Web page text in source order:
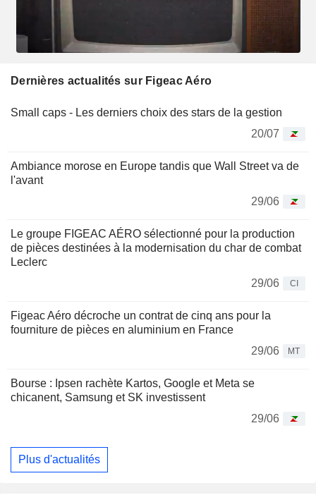
Dernières actualités sur Figeac Aéro
Small caps - Les derniers choix des stars de la gestion
20/07
Ambiance morose en Europe tandis que Wall Street va de
l'avant
29/06
Le groupe FIGEAC AÉRO sélectionné pour la production
de pièces destinées à la modernisation du char de combat
Leclerc
29/06
CI
Figeac Aéro décroche un contrat de cinq ans pour la
fourniture de pièces en aluminium en France
29/06
MT
Bourse : Ipsen rachète Kartos, Google et Meta se
chicanent, Samsung et SK investissent
29/06
Plus d'actualités